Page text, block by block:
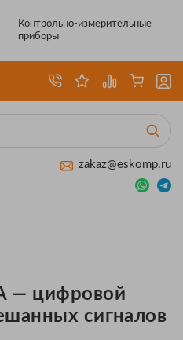
Контрольно-измерительные
приборы
zakaz@eskomp.ru
— цифровой
сигналов